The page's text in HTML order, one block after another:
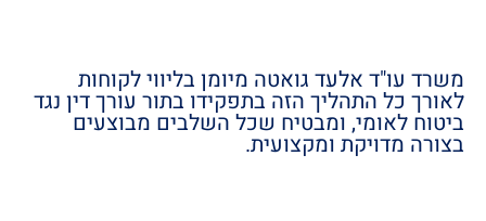
משרד עו"ד אלעד גואטה מיומן בליווי לקוחות
לאורך כל התהליך הזה בתפקידו בתור עורך דין נגד
ביטוח לאומי, ומבטיח שכל השלבים מבוצעים
בצורה מדויקת ומקצועית.